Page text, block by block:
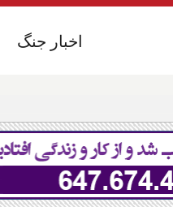
اخبار جنگ
اخبار جنگ